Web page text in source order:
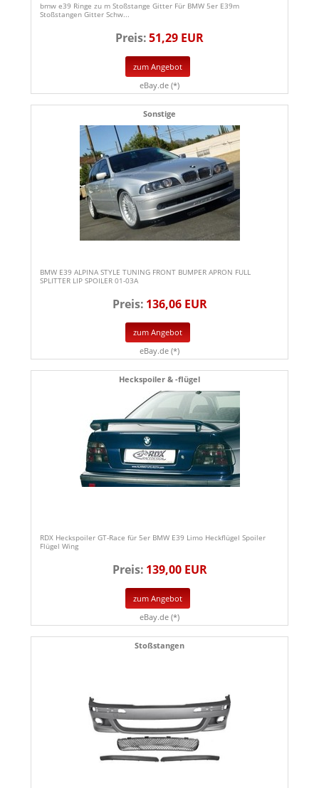
bmw e39 Ringe zu m Stoßstange Gitter Für BMW 5er E39m
Stoßstangen Gitter Schw...
Preis:51,29 EUR
zum Angebot
eBay.de (*)
Sonstige
BMW E39 ALPINA STYLE TUNING FRONT BUMPER APRON FULL
SPLITTER LIP SPOILER 01-03A
Preis: 136,06 EUR
zum Angebot
eBay.de (*)
Heckspoiler & -flügel
RDX Heckspoiler GT-Race für 5er BMW E39 Limo Heckflügel Spoiler
Flügel Wing
Preis: 139,00 EUR
zum Angebot
eBay.de (*)
Stoßstangen